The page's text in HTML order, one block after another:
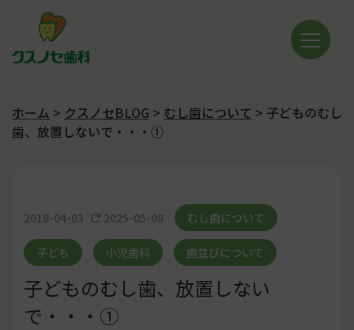
ホーム > クスノセBLOG > むし歯について > 子どものむし
歯、放置しないで・・・①
2018-04-03 2025-05-08 むし歯について
子ども 小児歯科 歯並びについて
子どものむし歯、放置しない
で・・・①